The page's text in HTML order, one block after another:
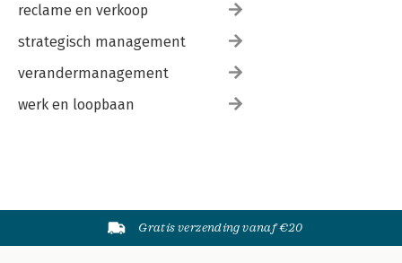
reclame en verkoop
strategisch management
verandermanagement
werk en loopbaan
Gratis verzending vanaf €20